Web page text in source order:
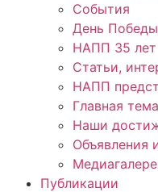
События
День
НАПП 35 лет
Статьи,
НАПП
Главная тема
Наши
Объявления
Публикации